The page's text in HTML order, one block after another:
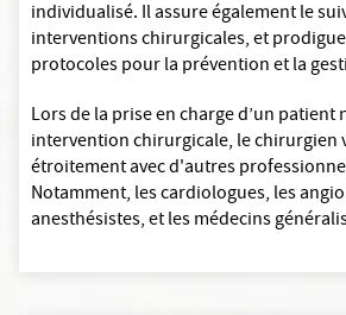
individualisé. Il assure également le
interventions chirurgicales, et
protocoles pour la prévention et la
Lors de la prise en charge d’un patient
intervention chirurgicale, le chirurgien
étroitement avec d'autres
Notamment, les cardiologues, les
anesthésistes, et les médecins